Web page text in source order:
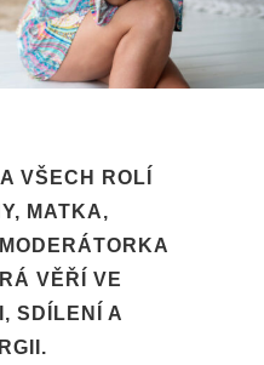
VŠECH ROLÍ
MATKA,
VĚŘÍ VE
SDÍLENÍ A